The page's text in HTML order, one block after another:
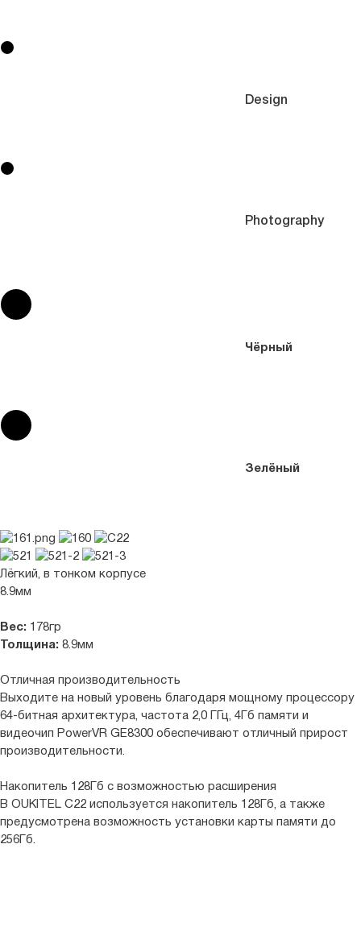
Design
Photography
Чёрный
Зелёный
Лёгкий, в тонком корпусе
8.9мм
Вес: 178гр
Толщина: 8.9мм
Отличная производительность
Выходите на новый уровень благодаря мощному процессору
64-битная архитектура, частота 2,0 ГГц, 4Гб памяти и
видеочип PowerVR GE8300 обеспечивают отличный прирост
производительности.
Накопитель 128Гб с возможностью расширения
В OUKITEL C22 используется накопитель 128Гб, а также
предусмотрена возможность установки карты памяти до
256Гб.